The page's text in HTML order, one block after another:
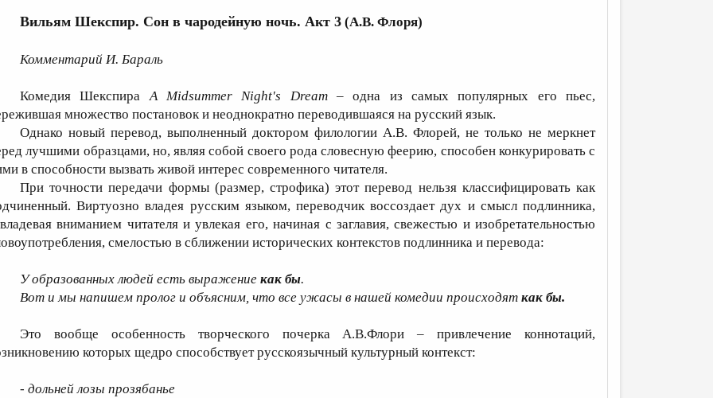
Вильям Шекспир. Сон в чародейную ночь. Акт 3 (А.В. Флоря)
Комментарий И. Бараль
Комедия ШекспираA Midsummer Night's Dream – одна из самых популярных его пьес,
множество постановок и неоднократно переводившаяся на русский язык.
Однако новый перевод, выполненный доктором филологии А.В. Флорей, не только не меркнет
лучшими образцами, но, являя собой своего рода словесную феерию, способен конкурировать с
в способности вызвать живой интерес современного читателя.
При точности передачи формы (размер, строфика) этот перевод нельзя классифицировать как
Виртуозно владея русским языком, переводчик воссоздает дух и смысл подлинника,
вниманием читателя и увлекая его, начиная с заглавия, свежестью и изобретательностью
смелостью в сближении исторических контекстов подлинника и перевода:
У образованных людей есть выражение как бы.
Вот и мы напишем пролог и объясним, что все ужасы в нашей комедии происходят как бы.
Это вообще особенность творческого почерка А.В.Флори – привлечение коннотаций,
которых щедро способствует русскоязычный культурный контекст:
- дольней лозы прозябанье